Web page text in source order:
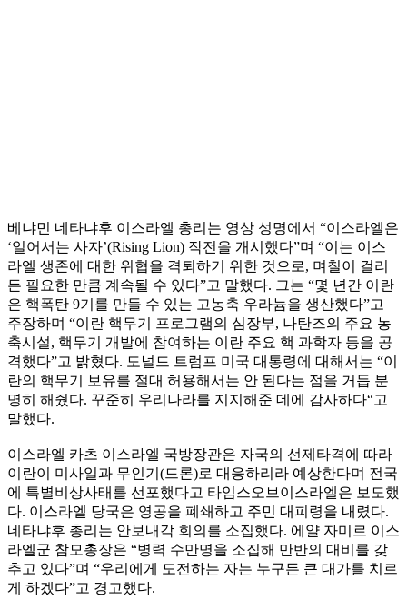
베냐민 네타냐후 이스라엘 총리는 영상 성명에서 “이스라엘은
‘일어서는 사자’(Rising Lion) 작전을 개시했다”며 “이는 이스
라엘 생존에 대한 위협을 격퇴하기 위한 것으로, 며칠이 걸리
든 필요한 만큼 계속될 수 있다”고 말했다. 그는 “몇 년간 이란
은 핵폭탄 9기를 만들 수 있는 고농축 우라늄을 생산했다”고
주장하며 “이란 핵무기 프로그램의 심장부, 나탄즈의 주요 농
축시설, 핵무기 개발에 참여하는 이란 주요 핵 과학자 등을 공
격했다”고 밝혔다. 도널드 트럼프 미국 대통령에 대해서는 “이
란의 핵무기 보유를 절대 허용해서는 안 된다는 점을 거듭 분
명히 해줬다. 꾸준히 우리나라를 지지해준 데에 감사하다“고
말했다.
이스라엘 카츠 이스라엘 국방장관은 자국의 선제타격에 따라
이란이 미사일과 무인기(드론)로 대응하리라 예상한다며 전국
에 특별비상사태를 선포했다고 타임스오브이스라엘은 보도했
다. 이스라엘 당국은 영공을 폐쇄하고 주민 대피령을 내렸다.
네타냐후 총리는 안보내각 회의를 소집했다. 에얄 자미르 이스
라엘군 참모총장은 “병력 수만명을 소집해 만반의 대비를 갖
추고 있다”며 “우리에게 도전하는 자는 누구든 큰 대가를 치르
게 하겠다”고 경고했다.